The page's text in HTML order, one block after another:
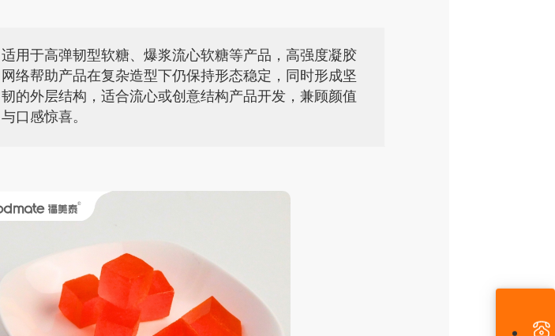
适用于高弹韧型软糖、爆浆流心软糖等产品，高强度凝胶
网络帮助产品在复杂造型下仍保持形态稳定，同时形成坚
韧的外层结构，适合流心或创意结构产品开发，兼顾颜值
与口感惊喜。